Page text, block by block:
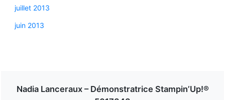
juillet 2013
juin 2013
Nadia Lanceraux – Démonstratrice Stampin’Up!®